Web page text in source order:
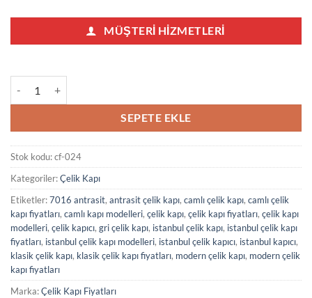
MÜŞTERI HIZMETLERI
SEPETE EKLE
Stok kodu:cf-024
Kategoriler:Çelik Kapı
Etiketler:7016 antrasit, antrasit çelik kapı, camlı çelik kapı, camlı çelik
kapı fiyatları, camlı kapı modelleri, çelik kapı, çelik kapı fiyatları, çelik kapı
modelleri, çelik kapıcı, gri çelik kapı, istanbul çelik kapı, istanbul çelik kapı
fiyatları, istanbul çelik kapı modelleri, istanbul çelik kapıcı, istanbul kapıcı,
klasik çelik kapı, klasik çelik kapı fiyatları, modern çelik kapı, modern çelik
kapı fiyatları
Marka:Çelik Kapı Fiyatları